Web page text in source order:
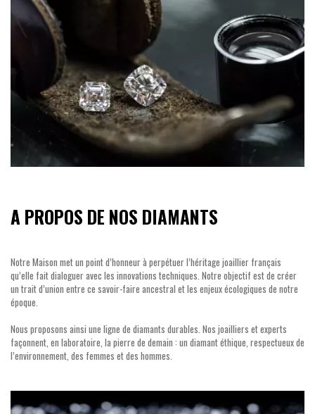
A PROPOS DE NOS DIAMANTS
Notre Maison met un point d’honneur à perpétuer l’héritage joaillier français
qu’elle fait dialoguer avec les innovations techniques. Notre objectif est de créer
un trait d’union entre ce savoir-faire ancestral et les enjeux écologiques de notre
époque.
Nous proposons ainsi une ligne de diamants durables. Nos joailliers et experts
façonnent, en laboratoire, la pierre de demain : un diamant éthique, respectueux de
l’environnement, des femmes et des hommes.